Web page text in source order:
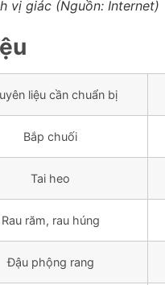
vị giác (Nguồn: Internet)
liệu cần chuẩn bị
Bắp chuối
Tai heo
Rau răm, rau húng
Đậu phộng rang